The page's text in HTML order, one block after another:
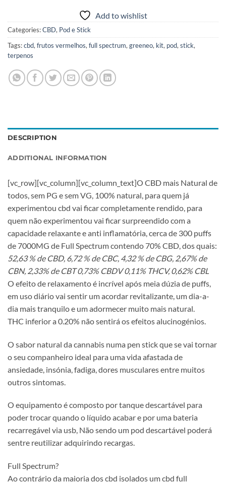
Add to wishlist
Categories:CBD, Pod e Stick
Tags:cbd, frutos vermelhos, full spectrum, greeneo, kit, pod, stick,
terpenos
DESCRIPTION
ADDITIONAL INFORMATION
[vc_row][vc_column][vc_column_text]O CBD mais Natural de
todos, sem PG e sem VG, 100% natural, para quem já
experimentou cbd vai ficar completamente rendido, para
quem não experimentou vai ficar surpreendido com a
capacidade relaxante e anti inflamatória, cerca de 300 puffs
de 7000MG de Full Spectrum contendo 70% CBD, dos quais:
52,63 % de CBD, 6,72 % de CBC, 4,32 % de CBG, 2,67% de
CBN, 2,33% de CBT 0,73% CBDV 0,11% THCV, 0,62% CBL
O efeito de relaxamento é incrível após meia dúzia de puffs,
em uso diário vai sentir um acordar revitalizante, um dia-a-
dia mais tranquilo e um adormecer muito mais natural.
THC inferior a 0.20% não sentirá os efeitos alucinogénios.
O sabor natural da cannabis numa pen stick que se vai tornar
o seu companheiro ideal para uma vida afastada de
ansiedade, insónia, fadiga, dores musculares entre muitos
outros sintomas.
O equipamento é composto por tanque descartável para
poder trocar quando o líquido acabar e por uma bateria
recarregável via usb, Não sendo um pod descartável poderá
sentre reutilizar adquirindo recargas.
Full Spectrum?
Ao contrário da maioria dos cbd isolados um cbd full